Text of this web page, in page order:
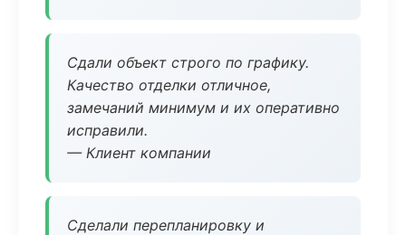
Сдали объект строго по графику.
Качество отделки отличное,
замечаний минимум и их оперативно
исправили.
— Клиент компании
Сделали перепланировку и